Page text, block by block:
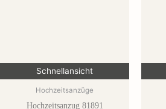
Schnellansicht
Hochzeitsanzüge
Hochzeitsanzug 81891